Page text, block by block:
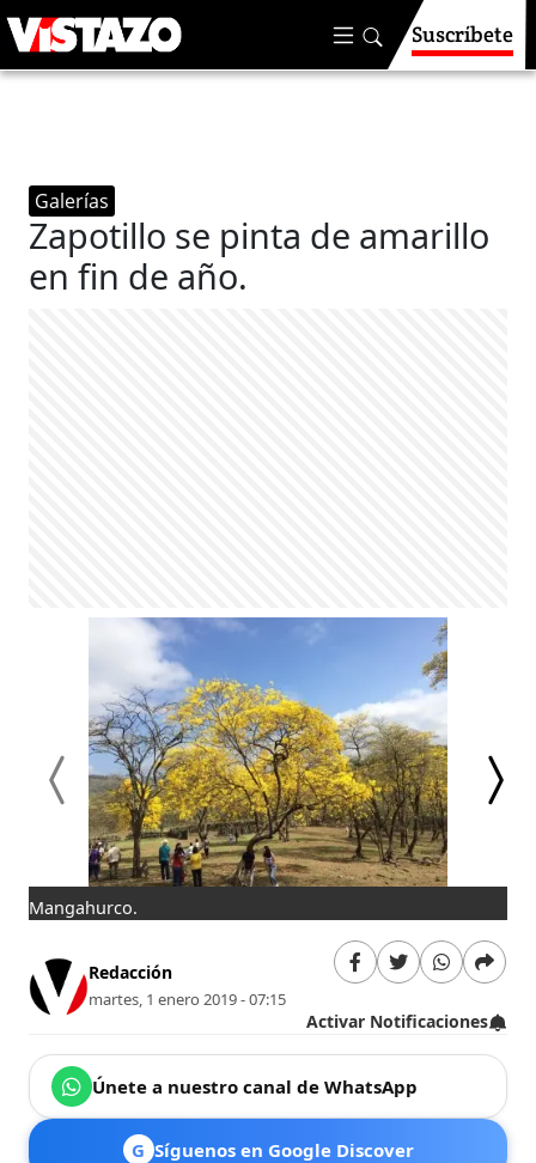
Suscríbete
Galerías
Zapotillo se pinta de amarillo
en fin de año.
Mangahurco.
Redacción
martes, 1 enero 2019 - 07:15
Activar Notificaciones
Únete a nuestro canal de WhatsApp
G Síguenos en Google Discover